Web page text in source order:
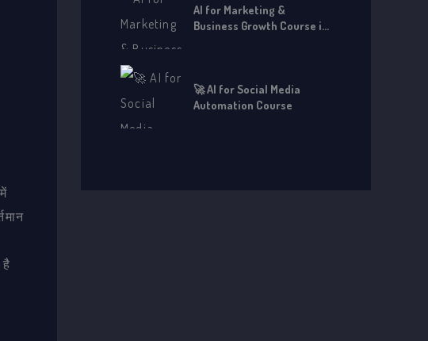
AI for Marketing &
Business Growth Course in
🚀 AI for Social Media
Automation Course